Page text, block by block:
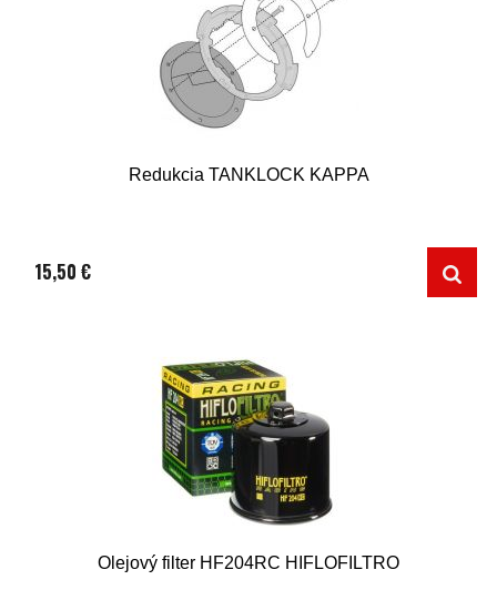
Redukcia TANKLOCK KAPPA
15,50 €
Olejový filter HF204RC HIFLOFILTRO